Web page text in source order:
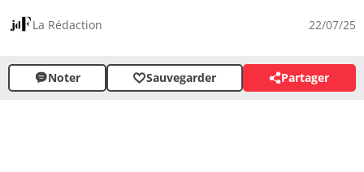
La Rédaction 22/07/25
Noter Sauvegarder Partager